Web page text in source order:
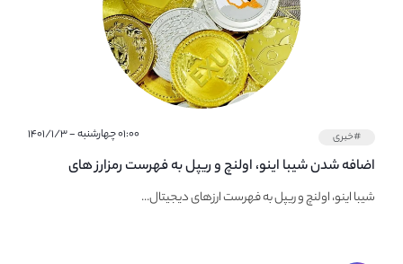
#خبری ۰۱:۰۰ چهارشنبه - ۱۴۰۱/۱/۳
اضافه شدن شیبا اینو، اولنچ و ریپل به فهرست رمزارز های
پشتیبانی شده در بایننس کارت
شیبا اینو، اولنچ و ریپل به فهرست ارزهای دیجیتال...